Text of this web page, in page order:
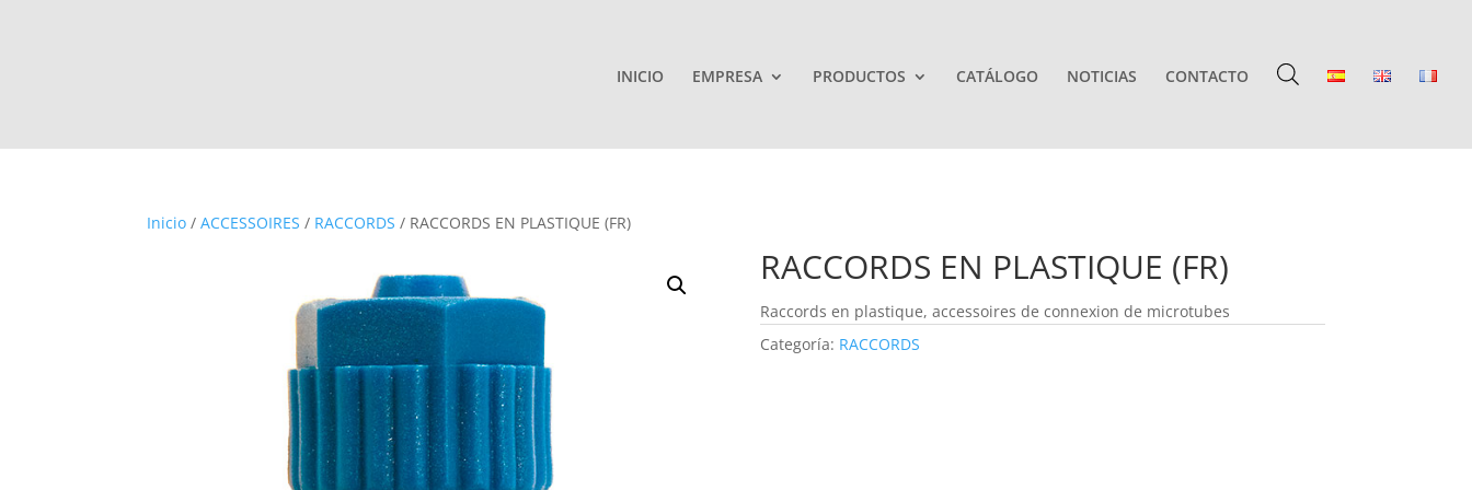
INICIO EMPRESA PRODUCTOS CATÁLOGO NOTICIAS CONTACTO
Inicio /ACCESSOIRES / RACCORDS / RACCORDS EN PLASTIQUE (FR)
RACCORDS EN PLASTIQUE (FR)
Raccords en plastique, accessoires de connexion de microtubes
Categoría: RACCORDS